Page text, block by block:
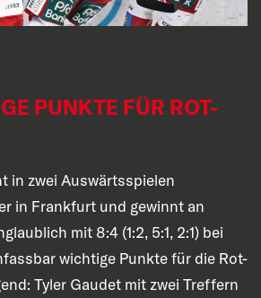
PUNKTE FÜR ROT-
in zwei Auswärtsspielen
in Frankfurt und gewinnt an
mit 8:4 (1:2, 5:1, 2:1) bei
wichtige Punkte für die Rot-
Tyler Gaudet mit zwei Treffern